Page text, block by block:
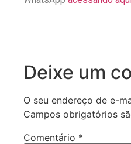
Deixe um
O seu endereço de e-
Campos obrigatórios
Comentário *